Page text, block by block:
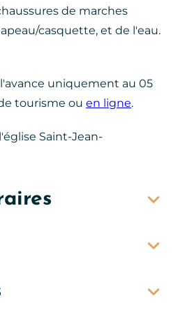
de marches
casquette, et de l'eau.
uniquement au 05
tourisme ou en ligne.
Saint-Jean-